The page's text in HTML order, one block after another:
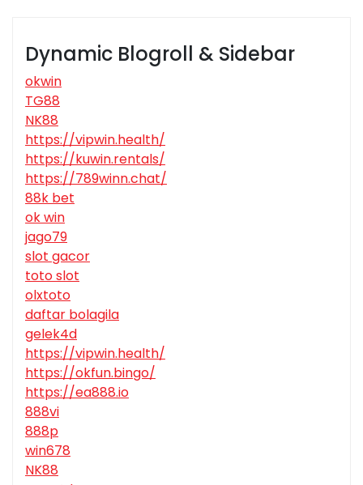
Dynamic Blogroll & Sidebar
okwin
TG88
NK88
https://vipwin.health/
https://kuwin.rentals/
https://789winn.chat/
88k bet
ok win
jago79
slot gacor
toto slot
olxtoto
daftar bolagila
gelek4d
https://vipwin.health/
https://okfun.bingo/
https://ea888.io
888vi
888p
win678
NK88